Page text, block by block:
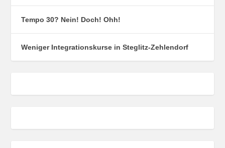
Tempo 30? Nein! Doch! Ohh!
Weniger Integrationskurse in Steglitz-Zehlendorf